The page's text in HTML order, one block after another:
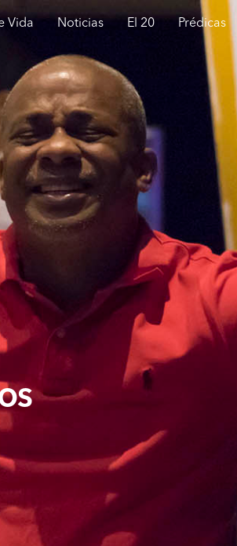
Vida Noticias El 20 Prédicas